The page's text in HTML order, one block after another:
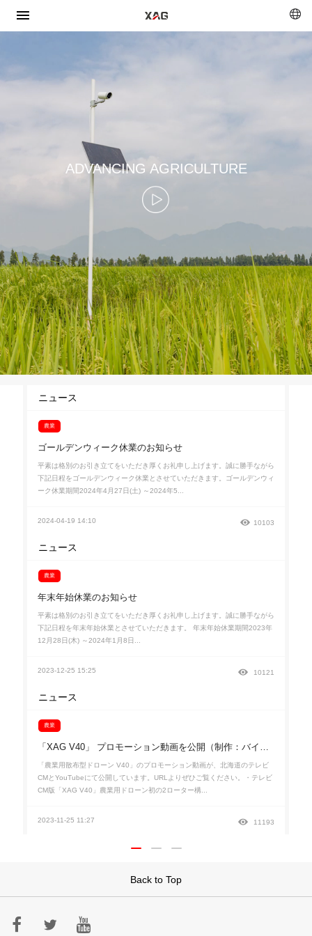
ADVANCING AGRICULTURE
ニュース
農業
ゴールデンウィーク休業のお知らせ
平素は格別のお引き立てをいただき厚くお礼申し上げます。誠に勝手ながら
下記日程をゴールデンウィーク休業とさせていただきます。ゴールデンウィ
ーク休業期間2024年4月27日(土) ～2024年5...
2024-04-19 14:10 10103
ニュース
農業
年末年始休業のお知らせ
平素は格別のお引き立てをいただき厚くお礼申し上げます。誠に勝手ながら
下記日程を年末年始休業とさせていただきます。 年末年始休業期間2023年
12月28日(木) ～2024年1月8日...
2023-12-25 15:25 10121
ニュース
農業
「農業用散布型ドローン V40」のプロモーション動画が、北海道のテレビ
CMとYouTubeにて公開しています。URLよりぜひご覧ください。・テレビ
CM版「XAG V40」農業用ドローン初の2ローター構...
2023-11-25 11:27 11193
Back to Top